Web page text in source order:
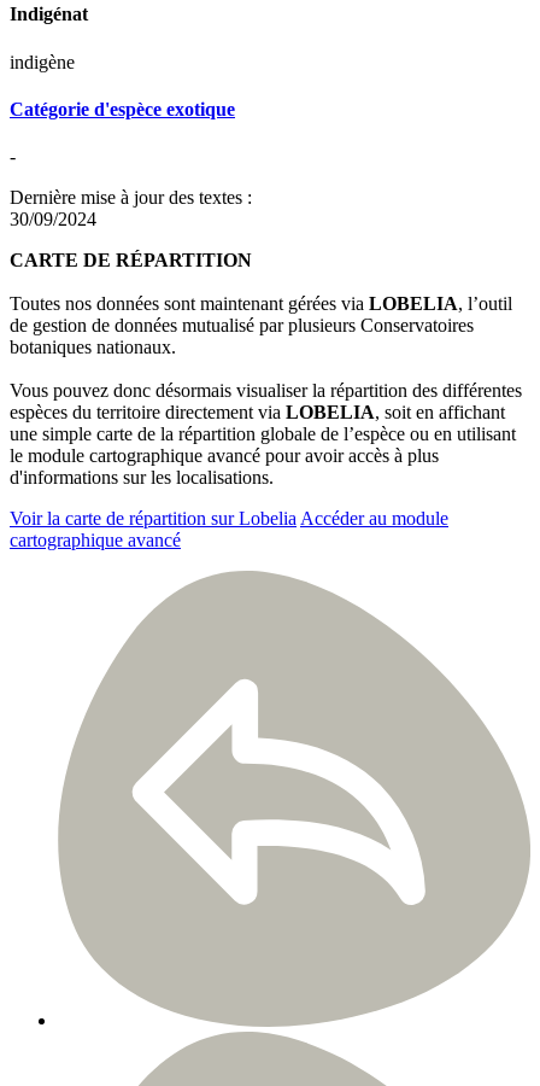
Indigénat
indigène
Catégorie d'espèce exotique
-
Dernière mise à jour des textes :
30/09/2024
CARTE DE RÉPARTITION
Toutes nos données sont maintenant gérées via LOBELIA, l’outil
de gestion de données mutualisé par plusieurs Conservatoires
botaniques nationaux.
Vous pouvez donc désormais visualiser la répartition des différentes
espèces du territoire directement via LOBELIA, soit en affichant
une simple carte de la répartition globale de l’espèce ou en utilisant
le module cartographique avancé pour avoir accès à plus
d'informations sur les localisations.
Voir la carte de répartition sur Lobelia Accéder au module
cartographique avancé